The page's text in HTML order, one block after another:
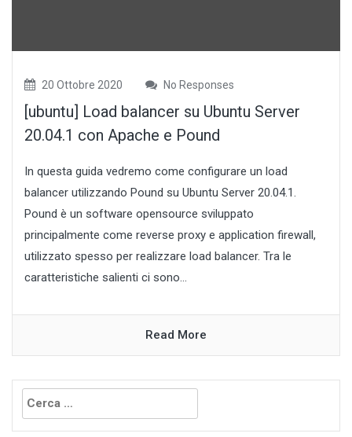
20 Ottobre 2020 No Responses
[ubuntu] Load balancer su Ubuntu Server
20.04.1 con Apache e Pound
In questa guida vedremo come configurare un load
balancer utilizzando Pound su Ubuntu Server 20.04.1.
Pound è un software opensource sviluppato
principalmente come reverse proxy e application firewall,
utilizzato spesso per realizzare load balancer. Tra le
caratteristiche salienti ci sono...
Read More
Ricerca
per: